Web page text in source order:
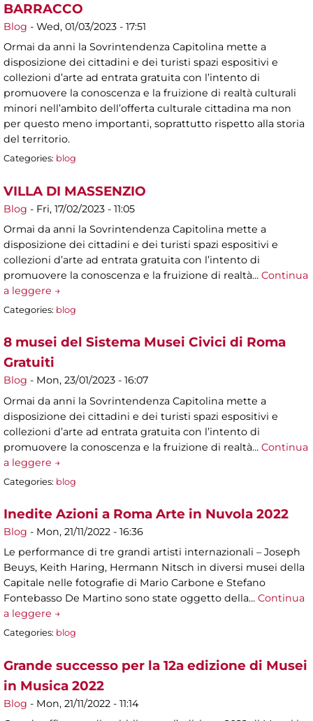
BARRACCO
Blog - Wed, 01/03/2023 - 17:51
Ormai da anni la Sovrintendenza Capitolina mette a
disposizione dei cittadini e dei turisti spazi espositivi e
collezioni d’arte ad entrata gratuita con l’intento di
promuovere la conoscenza e la fruizione di realtà culturali
minori nell’ambito dell’offerta culturale cittadina ma non
per questo meno importanti, soprattutto rispetto alla storia
del territorio.
Categories: blog
VILLA DI MASSENZIO
Blog - Fri, 17/02/2023 - 11:05
Ormai da anni la Sovrintendenza Capitolina mette a
disposizione dei cittadini e dei turisti spazi espositivi e
collezioni d’arte ad entrata gratuita con l’intento di
promuovere la conoscenza e la fruizione di realtà… Continua
a leggere →
Categories: blog
8 musei del Sistema Musei Civici di Roma
Gratuiti
Blog - Mon, 23/01/2023 - 16:07
Ormai da anni la Sovrintendenza Capitolina mette a
disposizione dei cittadini e dei turisti spazi espositivi e
collezioni d’arte ad entrata gratuita con l’intento di
promuovere la conoscenza e la fruizione di realtà… Continua
a leggere →
Categories: blog
Inedite Azioni a Roma Arte in Nuvola 2022
Blog - Mon, 21/11/2022 - 16:36
Le performance di tre grandi artisti internazionali – Joseph
Beuys, Keith Haring, Hermann Nitsch in diversi musei della
Capitale nelle fotografie di Mario Carbone e Stefano
Fontebasso De Martino sono state oggetto della… Continua
a leggere →
Categories: blog
Grande successo per la 12a edizione di Musei
in Musica 2022
Blog - Mon, 21/11/2022 - 11:14